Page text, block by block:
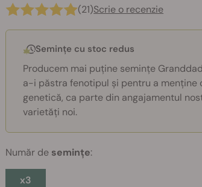
(21)Scrie o recenzie
Semințe cu stoc redus
Producem mai puține semințe
a-i păstra fenotipul și pentru a menține
genetică, ca parte din angajamentul
varietăți noi.
Număr de semințe:
x3